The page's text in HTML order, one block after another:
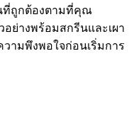
ที่ถูกต้องตามที่คุณ
อย่างพร้อมสกรีนและเผา
ามพึงพอใจก่อนเริ่มการ